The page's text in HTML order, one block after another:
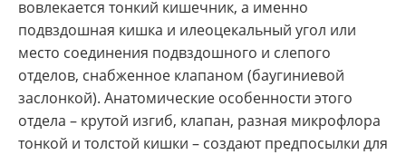
вовлекается тонкий кишечник, а именно
подвздошная кишка и илеоцекальный угол или
место соединения подвздошного и слепого
отделов, снабженное клапаном (баугиниевой
заслонкой). Анатомические особенности этого
отдела – крутой изгиб, клапан, разная микрофлора
тонкой и толстой кишки – создают предпосылки для